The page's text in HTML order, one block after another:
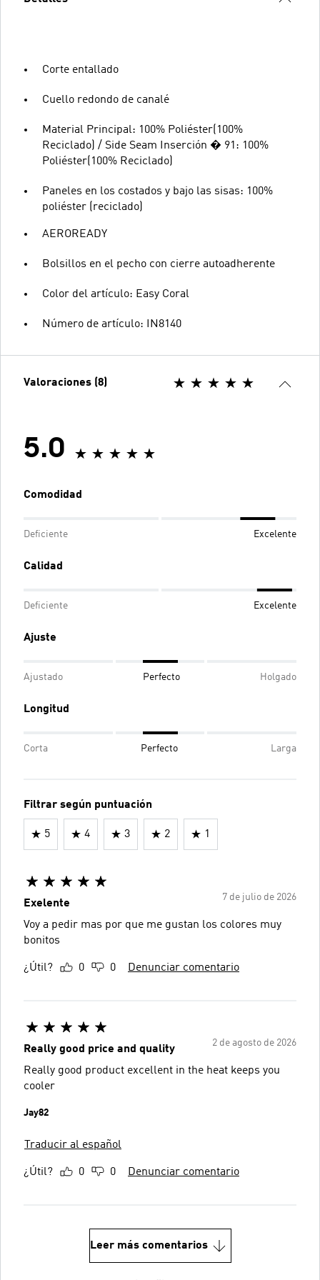
Corte entallado
Cuello redondo de canalé
Material Principal: 100% Poliéster(100%
Reciclado) / Side Seam Inserción � 91: 100%
Poliéster(100% Reciclado)
Paneles en los costados y bajo las sisas: 100%
poliéster (reciclado)
AEROREADY
Bolsillos en el pecho con cierre autoadherente
Color del artículo: Easy Coral
Número de artículo: IN8140
Valoraciones (8)
5.0
Comodidad
Deficiente Excelente
Calidad
Deficiente Excelente
Ajuste
Ajustado Perfecto Holgado
Longitud
Corta Perfecto Larga
Filtrar según puntuación
5 4 3 2 1
7 de julio de 2026
Exelente
Voy a pedir mas por que me gustan los colores muy
bonitos
¿Útil? 0 0 Denunciar comentario
2 de agosto de 2026
Really good price and quality
Really good product excellent in the heat keeps you
cooler
Jay82
Traducir al español
¿Útil? 0 0 Denunciar comentario
Leer más comentarios